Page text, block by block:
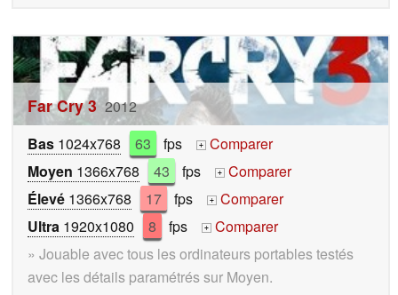
Far Cry 3 2012
Bas 1024x768 63 fps +
Comparer
Moyen 1366x768 43 fps +
Comparer
Élevé 1366x768 17 fps +
Comparer
Ultra 1920x1080 8 fps +
Comparer
» Jouable avec tous les ordinateurs portables testés
avec les détails paramétrés sur Moyen.